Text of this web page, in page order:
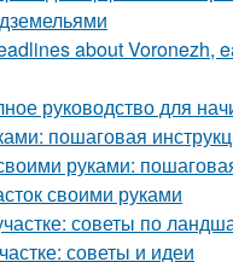
about Voronezh,
руководство для
пошаговая
руками:
своими руками
советы по
советы и идеи